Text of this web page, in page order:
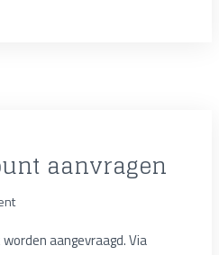
aanvragen
aangevraagd. Via